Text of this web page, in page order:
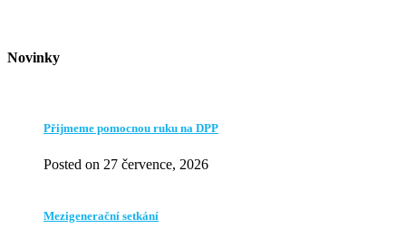
Novinky
Přijmeme pomocnou ruku na DPP
Posted on 27 července, 2026
Mezigenerační setkání